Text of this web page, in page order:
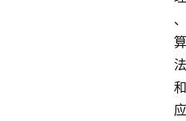
、
算
法
和
应